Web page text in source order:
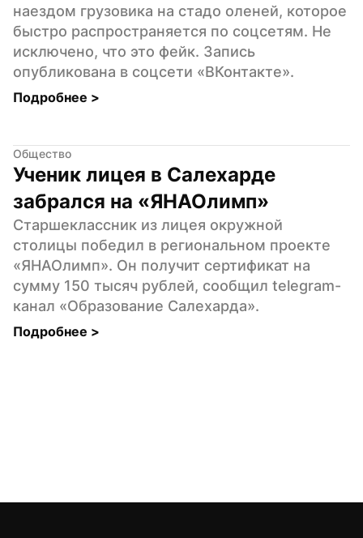
наездом грузовика на стадо оленей, которое
быстро распространяется по соцсетям. Не
исключено, что это фейк. Запись
опубликована в соцсети «ВКонтакте».
Подробнее >
Общество
Ученик лицея в Салехарде
забрался на «ЯНАОлимп»
Старшеклассник из лицея окружной
столицы победил в региональном проекте
«ЯНАОлимп». Он получит сертификат на
сумму 150 тысяч рублей, сообщил telegram-
канал «Образование Салехарда».
Подробнее >